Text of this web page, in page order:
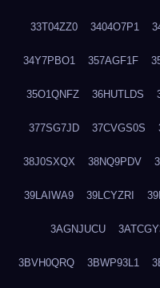
33T04ZZ0 3404O7P1
34Y7PBO1 357AGF1F
35O1QNFZ 36HUTLDS
377SG7JD 37CVGS0S
38J0SXQX 38NQ9PDV
39LAIWA9 39LCYZRI
3AGNJUCU
3BVH0QRQ 3BWP93L1